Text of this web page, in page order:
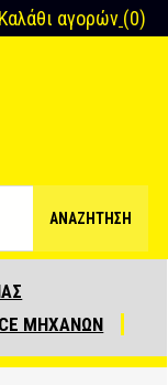
Καλάθι αγορών (0)
ΑΝΑΖΉΤΗΣΗ
ΜΗΧΑΝΩΝ